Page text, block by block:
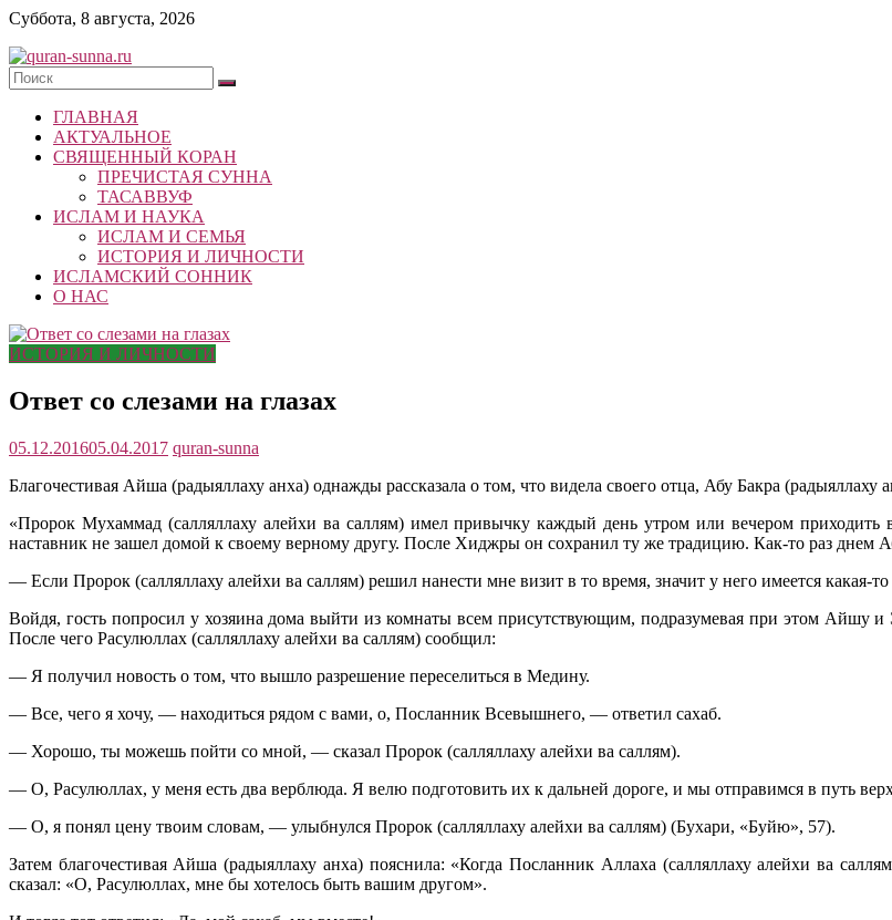
Skip
content
Суббота, 8 августа, 2026
quran-
sunna.ru
«Центр
исследований
Республики
Татарстан
ГЛАВНАЯ
АКТУАЛЬНОЕ
СВЯЩЕННЫЙ КОРАН
ПРЕЧИСТАЯ СУННА
ТАСАВВУФ
ИСЛАМ И НАУКА
ИСЛАМ И СЕМЬЯ
ИСТОРИЯ И ЛИЧНОСТИ
ИСЛАМСКИЙ СОННИК
О НАС
ИСТОРИЯ И ЛИЧНОСТИ
Ответ со слезами на глазах
05.12.201605.04.2017 quran-sunna
Благочестивая Айша (радыяллаху анха) однажды рассказала о том, что видела своего отца, Абу Бакра (радыяллаху
«Пророк Мухаммад (салляллаху алейхи ва саллям) имел привычку каждый день утром или вечером
наставник не зашел домой к своему верному другу. После Хиджры он сохранил ту же традицию. Как-то раз днем
— Если Пророк (салляллаху алейхи ва саллям) решил нанести мне визит в то время, значит у него имеется какая-
Войдя, гость попросил у хозяина дома выйти из комнаты всем присутствующим, подразумевая при этом Айшу и
После чего Расулюллах (салляллаху алейхи ва саллям) сообщил:
— Я получил новость о том, что вышло разрешение переселиться в Медину.
— Все, чего я хочу, — находиться рядом с вами, о, Посланник Всевышнего, — ответил сахаб.
— Хорошо, ты можешь пойти со мной, — сказал Пророк (салляллаху алейхи ва саллям).
— О, Расулюллах, у меня есть два верблюда. Я велю подготовить их к дальней дороге, и мы отправимся в путь
— О, я понял цену твоим словам, — улыбнулся Пророк (салляллаху алейхи ва саллям) (Бухари, «Буйю», 57).
Затем благочестивая Айша (радыяллаху анха) пояснила: «Когда Посланник Аллаха (салляллаху алейхи ва
сказал: «О, Расулюллах, мне бы хотелось быть вашим другом».